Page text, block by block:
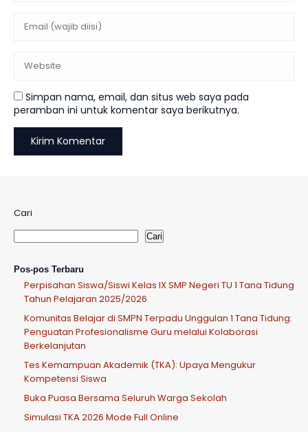
Simpan nama, email, dan situs web saya pada
peramban ini untuk komentar saya berikutnya.
Cari
Cari
Pos-pos Terbaru
Perpisahan Siswa/Siswi Kelas IX SMP Negeri TU 1 Tana Tidung
Tahun Pelajaran 2025/2026
Komunitas Belajar di SMPN Terpadu Unggulan 1 Tana Tidung:
Penguatan Profesionalisme Guru melalui Kolaborasi
Berkelanjutan
Tes Kemampuan Akademik (TKA): Upaya Mengukur
Kompetensi Siswa
Buka Puasa Bersama Seluruh Warga Sekolah
Simulasi TKA 2026 Mode Full Online